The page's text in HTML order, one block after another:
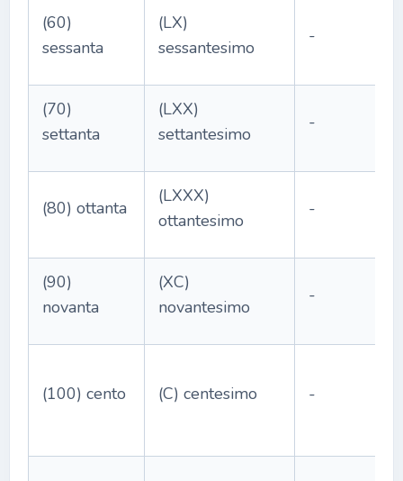
(60)
sessanta
(LX)
sessantesimo
-
(70)
settanta
(LXX)
settantesimo
-
(80) ottanta
(LXXX)
ottantesimo
-
(90)
novanta
(XC)
novantesimo
-
(100) cento (C) centesimo -